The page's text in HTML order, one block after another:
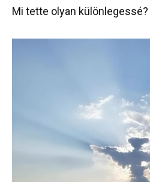
Mi tette olyan különlegessé?